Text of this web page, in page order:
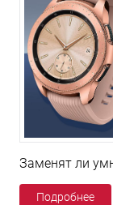
Заменят ли
Подробнее